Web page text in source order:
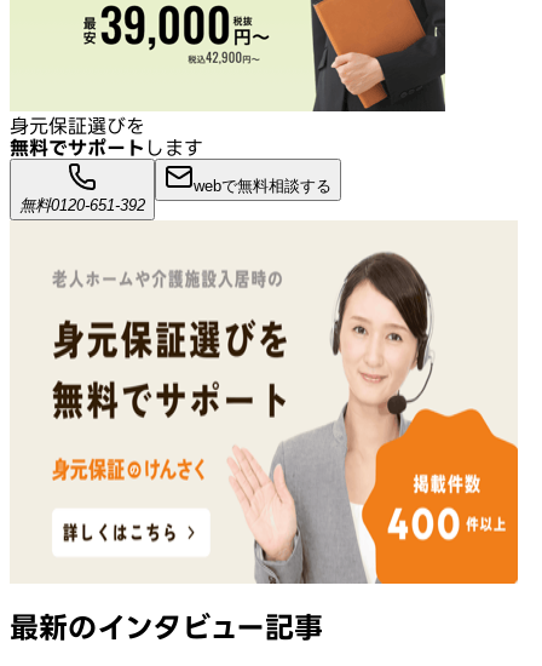
身元保証選びを
無料でサポート します
無料0120-651-392
webで無料相談する
最新のインタビュー記事